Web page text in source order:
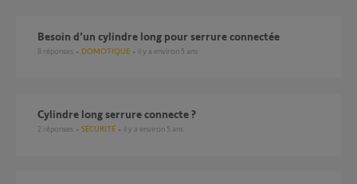
Besoin d’un cylindre long pour serrure connectée
8 réponses DOMOTIQUE il y a environ 5 ans
cylindre long serrure connecte ?
2 réponses SÉCURITÉ il y a environ 5 ans